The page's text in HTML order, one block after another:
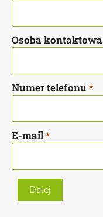
Osoba kontaktowa
Numer telefonu*
E-mail*
Dalej